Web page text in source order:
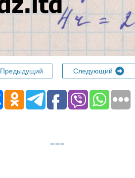
Предыдущий Следующий